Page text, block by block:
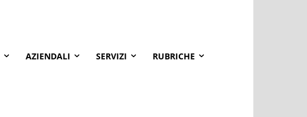
AZIENDALI SERVIZI RUBRICHE